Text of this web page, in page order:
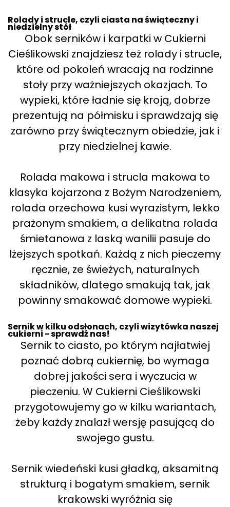
Rolady i strucle, czyli ciasta na świąteczny i
niedzielny stół
Obok serników i karpatki w Cukierni
Cieślikowski znajdziesz też rolady i strucle,
które od pokoleń wracają na rodzinne
stoły przy ważniejszych okazjach. To
wypieki, które ładnie się kroją, dobrze
prezentują na półmisku i sprawdzają się
zarówno przy świątecznym obiedzie, jak i
przy niedzielnej kawie.
Rolada makowa i strucla makowa to
klasyka kojarzona z Bożym Narodzeniem,
rolada orzechowa kusi wyrazistym, lekko
prażonym smakiem, a delikatna rolada
śmietanowa z laską wanilii pasuje do
lżejszych spotkań. Każdą z nich pieczemy
ręcznie, ze świeżych, naturalnych
składników, dlatego smakują tak, jak
powinny smakować domowe wypieki.
Sernik w kilku odsłonach, czyli wizytówka naszej
cukierni - sprawdź nas!
Sernik to ciasto, po którym najłatwiej
poznać dobrą cukiernię, bo wymaga
dobrej jakości sera i wyczucia w
pieczeniu. W Cukierni Cieślikowski
przygotowujemy go w kilku wariantach,
żeby każdy znalazł wersję pasującą do
swojego gustu.
Sernik wiedeński kusi gładką, aksamitną
strukturą i bogatym smakiem, sernik
krakowski wyróżnia się